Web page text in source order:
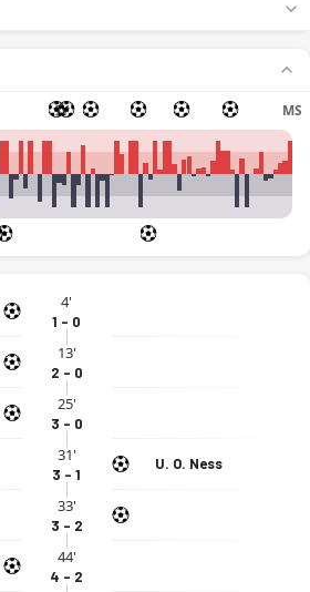
İY MS
4'
1 - 0
13'
2 - 0
25'
3 - 0
31'
3 - 1
U. O. Ness
33'
3 - 2
44'
4 - 2